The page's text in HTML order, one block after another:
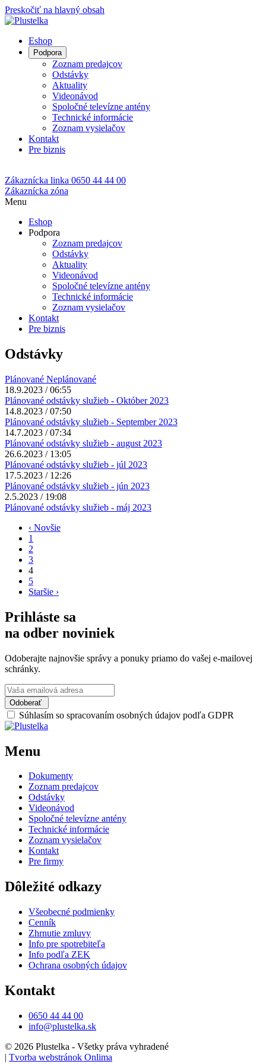
Preskočiť na hlavný obsah
Eshop
Podpora
Zoznam predajcov
Odstávky
Aktuality
Videonávod
Spoločné televízne antény
Technické informácie
Zoznam vysielačov
Kontakt
Pre biznis
Zákaznícka linka 0650 44 44 00
Zákaznícka zóna
Menu
Eshop
Podpora
Zoznam predajcov
Odstávky
Aktuality
Videonávod
Spoločné televízne antény
Technické informácie
Zoznam vysielačov
Kontakt
Pre biznis
Odstávky
Plánované Neplánované
18.9.2023 / 06:55
Plánované odstávky služieb - Október 2023
14.8.2023 / 07:50
Plánované odstávky služieb - September 2023
14.7.2023 / 07:34
Plánované odstávky služieb - august 2023
26.6.2023 / 13:05
Plánované odstávky služieb - júl 2023
17.5.2023 / 12:26
Plánované odstávky služieb - jún 2023
2.5.2023 / 19:08
Plánované odstávky služieb - máj 2023
‹ Novšie
1
2
3
4
5
Staršie ›
Prihláste sa
na odber noviniek
Odoberajte najnovšie správy a ponuky priamo do vašej e-mailovej
schránky.
Odoberať
Súhlasím so spracovaním osobných údajov podľa GDPR
Menu
Dokumenty
Zoznam predajcov
Odstávky
Videonávod
Spoločné televízne antény
Technické informácie
Zoznam vysielačov
Kontakt
Pre firmy
Dôležité odkazy
Všeobecné podmienky
Cenník
Zhrnutie zmluvy
Info pre spotrebiteľa
Info podľa ZEK
Ochrana osobných údajov
Kontakt
0650 44 44 00
info@plustelka.sk
© 2026 Plustelka - Všetky práva vyhradené
| Tvorba webstránok Onlima